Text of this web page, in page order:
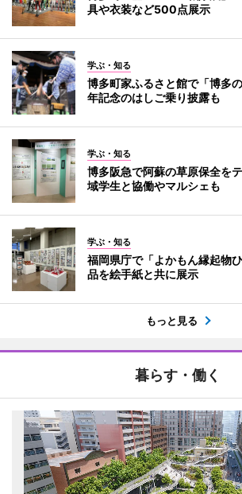
具や衣装など500点展示
学ぶ・知る
博多町家ふるさと館で「博
年記念のはしご乗り披露も
学ぶ・知る
博多阪急で阿蘇の草原保全を
域学生と協働やマルシェも
学ぶ・知る
福岡県庁で「よかもん縁起物
品を絵手紙と共に展示
もっと見る
暮らす・働く